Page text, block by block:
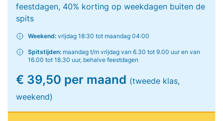
feestdagen, 40% korting op weekdagen buiten de
spits
Weekend: vrijdag 18:30 tot maandag 04:00
Spitstijden: maandag t/m vrijdag van 6.30 tot 9.00 uur en van
16.00 tot 18.30 uur, behalve feestdagen
€ 39,50 per maand (tweede klas,
weekend)